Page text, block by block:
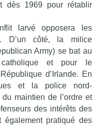
dès 1969 pour rétablir
larvé opposera les
D’un côté, la milice
Army) se bat au
et pour le
d’Irlande. En
et la police nord-
maintien de l’ordre et
des intérêts des
également pratiqué des